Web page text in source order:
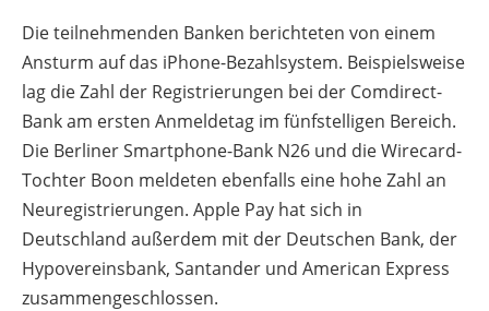
Die teilnehmenden Banken berichteten von einem
Ansturm auf das iPhone-Bezahlsystem. Beispielsweise
lag die Zahl der Registrierungen bei der Comdirect-
Bank am ersten Anmeldetag im fünfstelligen Bereich.
Die Berliner Smartphone-Bank N26 und die Wirecard-
Tochter Boon meldeten ebenfalls eine hohe Zahl an
Neuregistrierungen. Apple Pay hat sich in
Deutschland außerdem mit der Deutschen Bank, der
Hypovereinsbank, Santander und American Express
zusammengeschlossen.